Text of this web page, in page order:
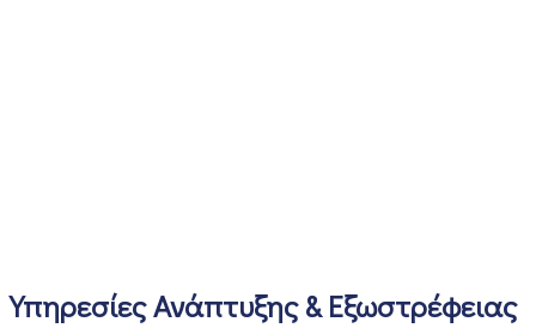
Υπηρεσίες Ανάπτυξης & Εξωστρέφειας